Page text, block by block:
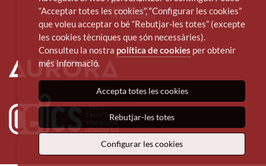
“Acceptar totes les cookies”, “Configurar les cookies”
que voleu acceptar o bé “Rebutjar-les totes” (excepte
les cookies tècniques que són necessàries).
Consulteu la nostra política de cookies per obtenir
més informació.
Accepta totes les cookies
Rebutjar-les totes
Configurar les cookies